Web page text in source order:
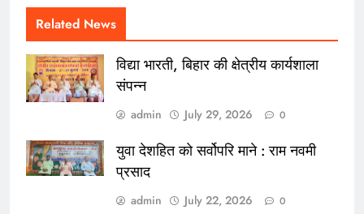
Related News
विद्या भारती, बिहार की क्षेत्रीय कार्यशाला
संपन्न
admin July 29, 2026 0
युवा देशहित को सर्वोपरि माने : राम नवमी
प्रसाद
admin July 22, 2026 0